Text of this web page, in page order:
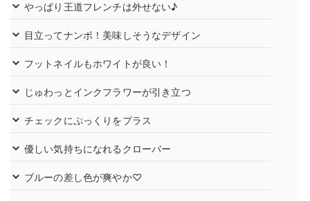
やっぱり王道フレンチは外せない♪
目立ってナンボ！美味しそうなデザイン
フットネイルもホワイトが良い！
じゅわっとインクフラワーが引き立つ
チェックにぷっくりをプラス
優しい気持ちになれるクローバー
ブルーの差し色が爽やか♡